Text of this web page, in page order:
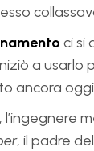
ci si
a usarlo
ancora
, il padre